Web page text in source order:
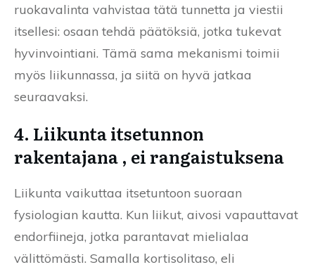
ruokavalinta vahvistaa tätä tunnetta ja viestii
itsellesi: osaan tehdä päätöksiä, jotka tukevat
hyvinvointiani. Tämä sama mekanismi toimii
myös liikunnassa, ja siitä on hyvä jatkaa
seuraavaksi.
4. Liikunta itsetunnon
rakentajana , ei rangaistuksena
Liikunta vaikuttaa itsetuntoon suoraan
fysiologian kautta. Kun liikut, aivosi vapauttavat
endorfiineja, jotka parantavat mielialaa
välittömästi. Samalla kortisolitaso, eli